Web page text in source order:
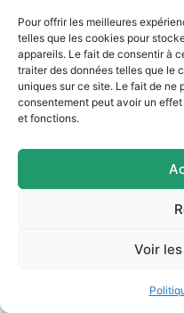
Pour offrir les meilleures
telles que les cookies pour
appareils. Le fait de consentir à
traiter des données telles que le
uniques sur ce site. Le fait de ne
consentement peut avoir un
et fonctions.
Voir